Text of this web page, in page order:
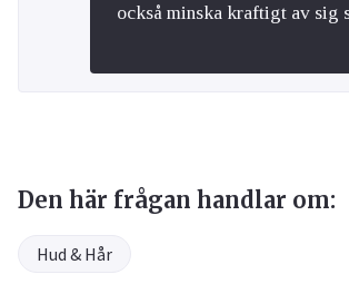
också minska kraftigt av sig
Den här frågan handlar om:
Hud & Hår